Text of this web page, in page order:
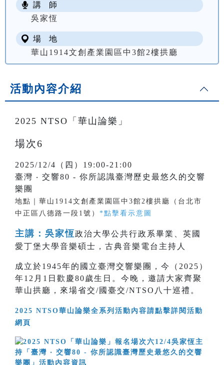
講 師
吳家恆
場 地
華山1914文創產業園區中3館2樓拱廳
活動內容介紹
2025 NTSO「華山論樂」
場次6
2025/12/4（四）19:00-21:00
臺灣 ‧ 交響80 - 你所認識臺灣歷史最悠久的交響
樂團
地點｜華山1914文創產業園區中3館2樓拱廳（台北市
中正區八德路一段1號） *點擊看示意圖
主講：吳家恆政治大學公共行政系畢業、英國
愛丁堡大學音樂碩士，古典音樂電台主持人
成立於1945年的國立臺灣交響樂團，今（2025）
年12月1日歡慶80歲生日。今晚，邀請大家齊聚
華山拱廳，來場省交/國臺交/NTSO八十巡禮。
2025 NTSO華山論樂全系列活動內容請點擊詳閱活動
網頁